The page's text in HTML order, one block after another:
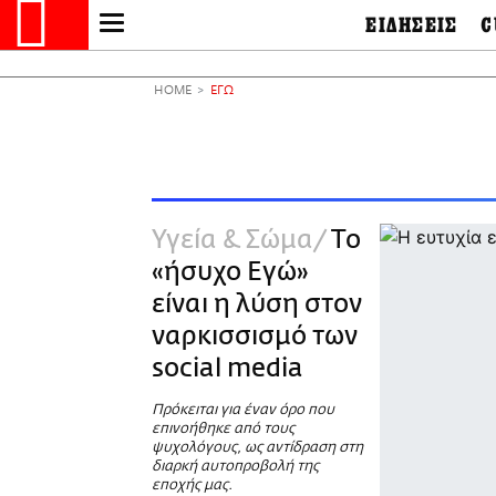
NEWSLETTER
ΑΜΠΑ
PRINT
ΕΙΔΗΣΕΙΣ
TV & Media
&
HOME ΕΓΩ
Υγεία & Σώμα
Το
«ήσυχο Εγώ»
είναι η λύση στον
ναρκισσισμό των
social media
Πρόκειται για έναν όρο που
επινοήθηκε από τους
ψυχολόγους, ως αντίδραση στη
διαρκή αυτοπροβολή της
εποχής μας.